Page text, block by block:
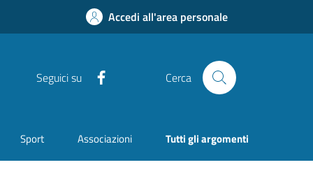
Accedi all'area personale
Seguici su Cerca
Sport Associazioni Tutti gli argomenti